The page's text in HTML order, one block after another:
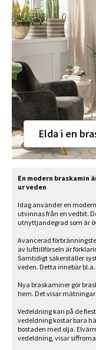
Elda i en
En modern braskamin
ur veden
Idag använder en
utvinnas från en vedbit.
utnyttjandegrad som är
Avancerad
av lufttillförseln är
Samtidigt säkerställer
veden. Detta innebär
Nya braskaminer gör
hem. Det visar
Vedeldning kan på de
vedeldning kostar bara
bostaden med olja.
vedeldning, visar